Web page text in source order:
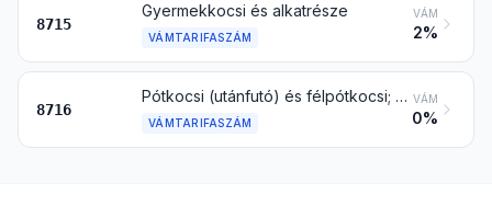
8715
Gyermekkocsi és alkatrésze
VÁMTARIFASZÁM
VÁM
2%
8716
Pótkocsi (utánfutó) és félpótkocsi; más jármű géperejű hajtás nélkül; mindezek alkatrésze
VÁMTARIFASZÁM
VÁM
0%